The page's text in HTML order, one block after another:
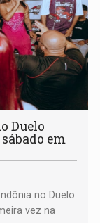
Duelo
em
no Duelo
vez na